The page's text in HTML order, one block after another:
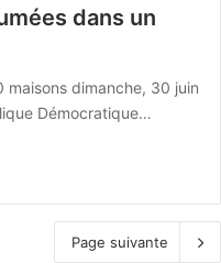
dans un
maisons dimanche, 30 juin
Démocratique…
Page suivante